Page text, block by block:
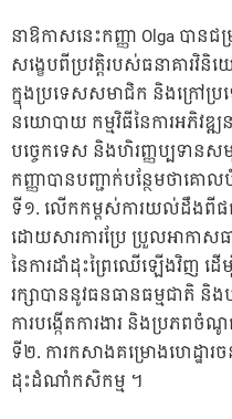
នាឱកាសនេះកញ្ញា Olga បានជ
សង្ខេបពីប្រវត្តិរបស់ធនាគារវិនិ
ក្នុងប្រទេសសមាជិក និងក្រៅប្
នយោបាយ កម្មវិធីនៃការអភិវឌ្
បច្ចេកទេស និងហិរញ្ញប្បទាន
កញ្ញាបានបញ្ជាក់បន្ថែមថា
ទី១. លើកកម្ពស់ការយល់ដឹងពី
ដោយសារការប្រែ ប្រួលអាកាស
នៃការដាំដុះព្រៃឈើឡើងវិញ ដើ
រក្សាបាននូវធនធានធម្មជាតិ
ការបង្កើតការងារ និងប្រភ
ទី២. ការកសាងគម្រោងហេដ្ឋារច
ដុះដំណាំកសិកម្ម ។